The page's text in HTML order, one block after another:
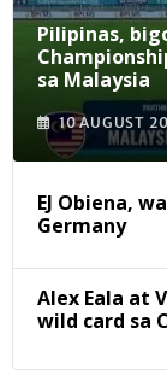
Pilipinas,
sa Malaysia
10 AUGUST
EJ Obiena,
Germany
Alex Eala at
wild card sa